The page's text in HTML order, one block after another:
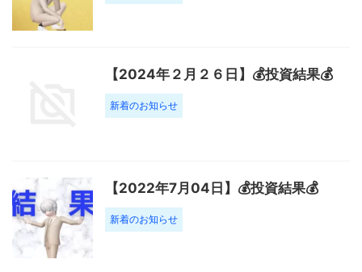
【2024年２月２６日】💰投資結果💰
新着のお知らせ
【2022年7月04日】💰投資結果💰
新着のお知らせ